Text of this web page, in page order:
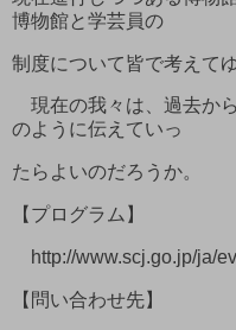
博物館と学芸員の
制度について皆で考えて
現在の我々は、過去か
のように伝えていっ
たらよいのだろうか。
【プログラム】
http://www.scj.go.jp/ja/
【問い合わせ先】